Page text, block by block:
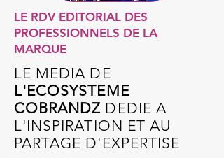
LE RDV EDITORIAL DES
PROFESSIONNELS DE LA
MARQUE
LE MEDIA DE
L'ECOSYSTEME
COBRANDZ DEDIE A
L'INSPIRATION ET AU
PARTAGE D'EXPERTISE